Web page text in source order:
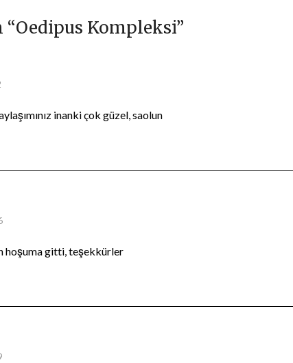
“Oedipus Kompleksi”
inanki çok güzel, saolun
hoşuma gitti, teşekkürler